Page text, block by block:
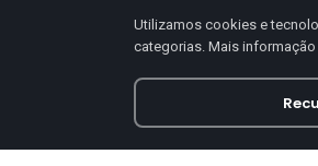
Utilizamos cookies e
categorias. Mais informação